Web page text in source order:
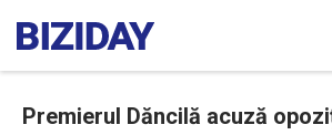
Premierul Dăncilă acuză